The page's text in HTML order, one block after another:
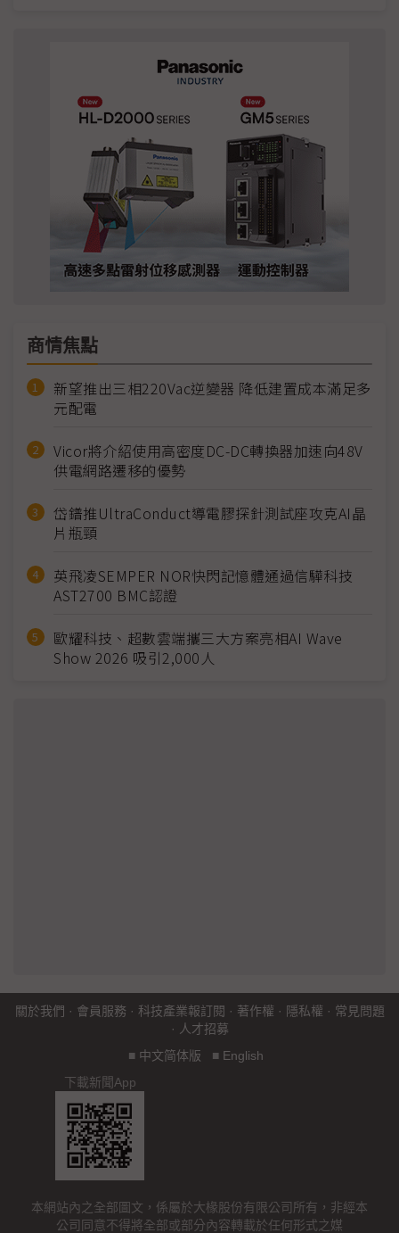
商情焦點
新望推出三相220Vac逆變器 降低建置成本滿足多
元配電
Vicor將介紹使用高密度DC-DC轉換器加速向48V
供電網路遷移的優勢
岱鐠推UltraConduct導電膠探針測試座攻克AI晶
片瓶頸
英飛凌SEMPER NOR快閃記憶體通過信驊科技
AST2700 BMC認證
歐耀科技、超數雲端攜三大方案亮相AI Wave
Show 2026 吸引2,000人
關於我們 · 會員服務 · 科技產業報訂閱 · 著作權 · 隱私權 · 常見問題
· 人才招募
■ 中文简体版 ■ English
下載新聞App
本網站內之全部圖文，係屬於大椽股份有限公司所有，非經本
公司同意不得將全部或部分內容轉載於任何形式之媒